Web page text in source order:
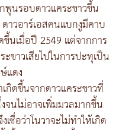
นรอบดาวแคระขาวขึ้น
าวอาร์เอสคนแบกงูมีคาบ
นเมื่อปี 2549 แต่จากการ
ขาวเสียไปในการปะทุเป็น
แดง
กิดขึ้นจากดาวแคระขาวที่
นไม่อาจเพิ่มมวลมากขึ้น
ชื่อว่าโนวาจะไม่ทำให้เกิด